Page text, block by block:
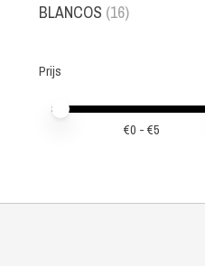
BLANCOS (16)
Prijs
Minimale prijswaarde
Price maximum value
€0 - €5